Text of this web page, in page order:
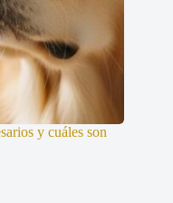
y cuáles son